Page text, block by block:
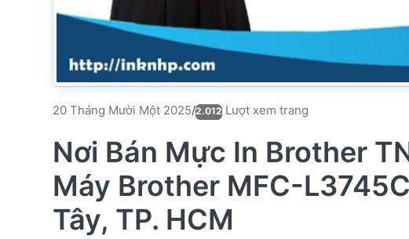
20 Tháng Mười Một 2025/2.012 Lượt xem trang
Nơi Bán Mực In Brother
Máy Brother MFC-
Tây, TP. HCM